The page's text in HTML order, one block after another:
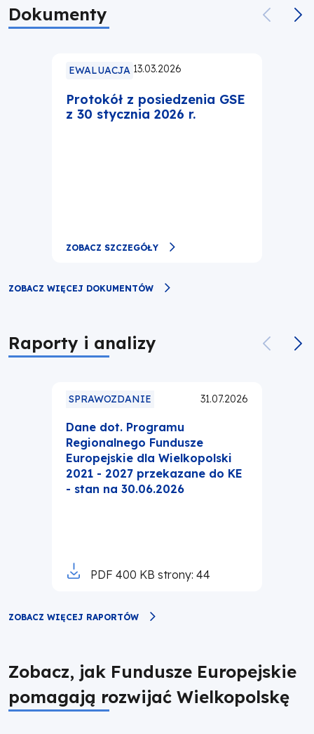
Dokumenty
EWALUACJA 13.03.2026
Protokół z posiedzenia GSE
z 30 stycznia 2026 r.
ZOBACZ SZCZEGÓŁY
ZOBACZ WIĘCEJ DOKUMENTÓW
Raporty i analizy
SPRAWOZDANIE 31.07.2026
Dane dot. Programu
Regionalnego Fundusze
Europejskie dla Wielkopolski
2021 - 2027 przekazane do KE
- stan na 30.06.2026
Otworzy
nowej
PDF 400 KB strony: 44
ZOBACZ WIĘCEJ RAPORTÓW
Zobacz, jak Fundusze Europejskie
pomagają rozwijać Wielkopolskę